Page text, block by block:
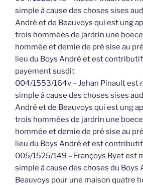
simple à cause des choses sises
André et de Beauvoys qui est ung
trois hommées de jardrin une
hommée et demie de pré sise au
lieu du Boys André et est
payement susdit
004/1553/164v – Jehan Pinault est
simple à cause des choses sises
André et de Beauvoys qui est ung
trois hommées de jardrin une
hommée et demie de pré sise au
lieu du Boys André et est
005/1525/149 – Françoys Byet est
simple à cause des choses du Boys
Beauvoys pour une maison quatre